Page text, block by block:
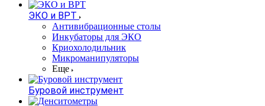
ЭКО и ВРТ
Антивибрационные столы
Инкубаторы для ЭКО
Криохолодильник
Микроманипуляторы
Еще
Буровой инструмент